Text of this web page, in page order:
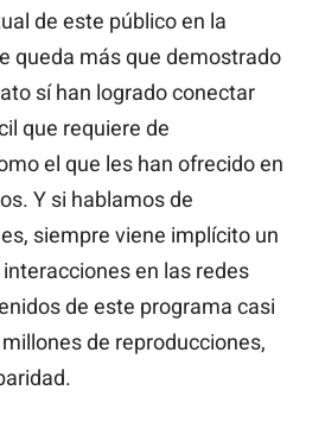
de este público en la
queda más que demostrado
sí han logrado conectar
que requiere de
el que les han ofrecido en
Y si hablamos de
siempre viene implícito un
en las redes
de este programa casi
de reproducciones,